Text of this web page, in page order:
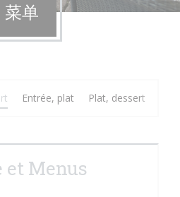
菜单
Entrée, plat Plat, dessert
et Menus